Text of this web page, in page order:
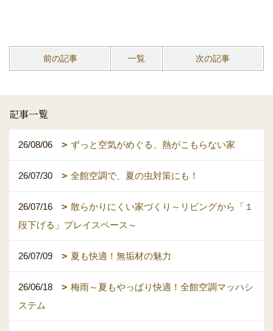
前の記事 一覧 次の記事
記事一覧
26/08/06 ずっと空気がめぐる、熱がこもらない家
26/07/30 全館空調で、夏の虫対策にも！
26/07/16
散らかりにくい家づくり～リビングから「１
段下げる」プレイスペース～
26/07/09 夏も快適！無垢材の魅力
26/06/18
梅雨～夏もやっぱり快適！全館空調マッハシ
ステム